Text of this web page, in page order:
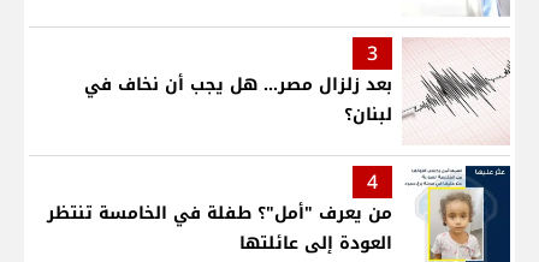
3
بعد زلزال مصر... هل يجب أن نخاف في
لبنان؟
4
من يعرف "أمل"؟ طفلة في الخامسة تنتظر
العودة إلى عائلتها